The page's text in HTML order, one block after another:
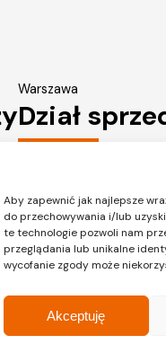
Aby zapewnić jak najlepsze
do przechowywania i/lub
te technologie pozwoli nam
przeglądania lub unikalne
wycofanie zgody może
Akceptuję
Warszawa
Dział
ul. Pałuków 2, LOK 12
03-188 Warszawa
tel.: 22 597 23 72